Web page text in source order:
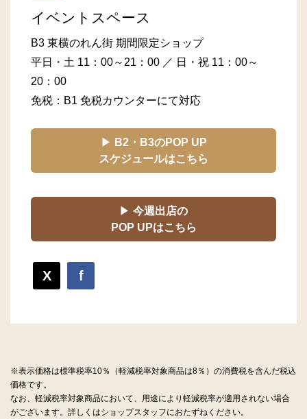
イベントスペース
B3 東横のれん街 期間限定ショップ
平日・土 11：00～21：00 ／ 日・祝 11：00～
20：00
免税：B1 免税カウンターにて対応
▶ B2・B3のPOP UP
スケジュールはこちら
▶ 今週出店の
POP UPはこちら
X f
※表示価格は標準税率10％（軽減税率対象商品は8％）の消費税を含んだ税込
価格です。
なお、軽減税率対象商品において、用途により軽減税率が適用されない場合
がございます。詳しくはショップスタッフにおたずねください。